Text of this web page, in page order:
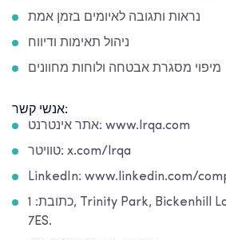
נראות ותגובה לאיומים בזמן אמת
ניהול תאימות ודיווח
מיפוי מסגרת אבטחה ולוחות מחוונים
אנשי קשר:
אתר אינטרנט: www.lrqa.com
טוויטר: x.com/lrqa
LinkedIn: www.linkedin.com/
כתובת: 1, Trinity Park, Bickenhill Lane, Birmingham B37
7ES.